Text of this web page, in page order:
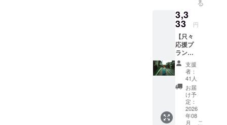
んする
ことも
ござい
ませ
ん。こ
のこと
は、本
プロ
ジェク
トのリ
ターン
につい
ても同
様で
になり
ますの
で、現
地でお
支払い
くださ
い】 最
大8名様
まで可
能で
す！
メッ
セージ
にて、
部屋の
概要・
和室 ・
布団の
数：8名
様 ・1
支援に
対する
宿泊可
能人
数：1支
援につ
き1名様
まで宿
※3333
円、
5000
円、
8888
円、
10000
円、
50000
円、
77777
円のリ
ターン
と同じ
る
3,3
33 円
【只々
応援プ
ラン！
お礼の
メッ
セー
ジ】 感
謝の気
持ちを
込め
て、お
支援
者：
41人
お届
け予
定：
2026
年08
月
こ